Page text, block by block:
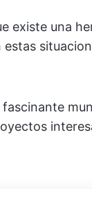
existe una